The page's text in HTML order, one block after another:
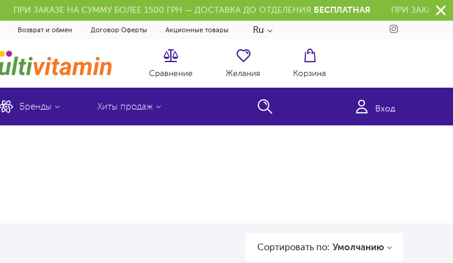
ПРИ ЗАКАЗЕ НА СУММУ БОЛЕЕ 1500 ГРН — ДОСТАВКА ДО ОТДЕЛЕНИЯ БЕСПЛАТНАЯ ПРИ ЗАКАЗЕ
Возврат и обмен Договор Оферты Акционные товары Ru
Желания
Сравнение Корзина
Бренды Хиты продаж Вход
Сортировать по: Умолчанию